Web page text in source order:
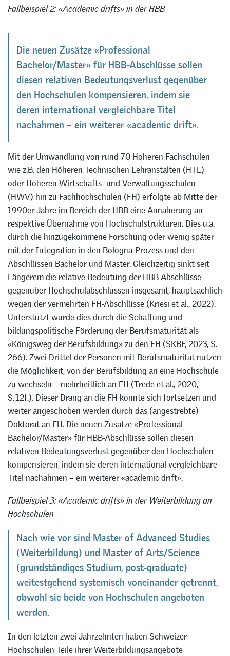
Fallbeispiel 2: «Academic drifts» in der HBB
Die neuen Zusätze «Professional
Bachelor/Master» für HBB-Abschlüsse sollen
diesen relativen Bedeutungsverlust gegenüber
den Hochschulen kompensieren, indem sie
deren international vergleichbare Titel
nachahmen – ein weiterer «academic drift».
Mit der Umwandlung von rund 70 Höheren Fachschulen
wie z.B. den Höheren Technischen Lehranstalten (HTL)
oder Höheren Wirtschafts- und Verwaltungsschulen
(HWV) hin zu Fachhochschulen (FH) erfolgte ab Mitte der
1990er-Jahre im Bereich der HBB eine Annäherung an
respektive Übernahme von Hochschulstrukturen. Dies u.a.
durch die hinzugekommene Forschung oder wenig später
mit der Integration in den Bologna-Prozess und den
Abschlüssen Bachelor und Master. Gleichzeitig sinkt seit
Längerem die relative Bedeutung der HBB-Abschlüsse
gegenüber Hochschulabschlüssen insgesamt, hauptsächlich
wegen der vermehrten FH-Abschlüsse (Kriesi et al., 2022).
Unterstützt wurde dies durch die Schaffung und
bildungspolitische Förderung der Berufsmaturität als
«Königsweg der Berufsbildung» zu den FH (SKBF, 2023, S.
266). Zwei Drittel der Personen mit Berufsmaturität nutzen
die Möglichkeit, von der Berufsbildung an eine Hochschule
zu wechseln – mehrheitlich an FH (Trede et al., 2020,
S. 12f.). Dieser Drang an die FH könnte sich fortsetzen und
weiter angeschoben werden durch das (angestrebte)
Doktorat an FH. Die neuen Zusätze «Professional
Bachelor/Master» für HBB-Abschlüsse sollen diesen
relativen Bedeutungsverlust gegenüber den Hochschulen
kompensieren, indem sie deren international vergleichbare
Titel nachahmen – ein weiterer «academic drift».
Fallbeispiel 3: «Academic drifts» in der Weiterbildung an
Hochschulen
Nach wie vor sind Master of Advanced Studies
(Weiterbildung) und Master of Arts/Science
(grundständiges Studium, post-graduate)
weitestgehend systemisch voneinander getrennt,
obwohl sie beide von Hochschulen angeboten
werden.
In den letzten zwei Jahrzehnten haben Schweizer
Hochschulen Teile ihrer Weiterbildungsangebote